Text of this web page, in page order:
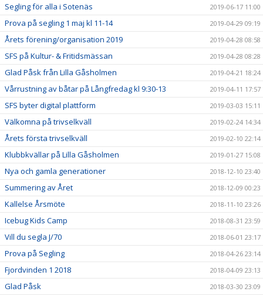
Segling för alla i Sotenäs 2019-06-17 11:00
Prova på segling 1 maj kl 11-14 2019-04-29 09:19
Årets förening/organisation 2019 2019-04-28 08:58
SFS på Kultur- & Fritidsmässan 2019-04-28 08:28
Glad Påsk från Lilla Gåsholmen 2019-04-21 18:24
Vårrustning av båtar på Långfredag kl 9:30-13 2019-04-11 17:57
SFS byter digital plattform 2019-03-03 15:11
Välkomna på trivselkväll 2019-02-24 14:34
Årets första trivselkväll 2019-02-10 22:14
Klubbkvällar på Lilla Gåsholmen 2019-01-27 15:08
Nya och gamla generationer 2018-12-10 23:40
Summering av Året 2018-12-09 00:23
Kallelse Årsmöte 2018-11-10 23:26
Icebug Kids Camp 2018-08-31 23:59
Vill du segla J/70 2018-06-01 23:17
Prova på Segling 2018-04-26 23:14
Fjordvinden 1 2018 2018-04-09 23:13
Glad Påsk 2018-03-30 23:09